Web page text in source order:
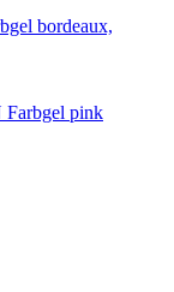
bordeaux,
Farbgel pink